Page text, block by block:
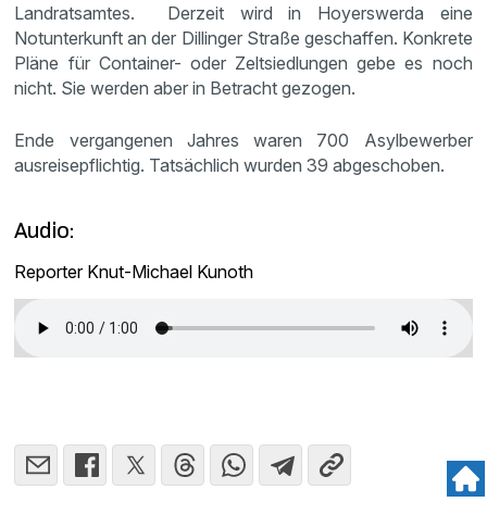
Landratsamtes. Derzeit wird in Hoyerswerda eine
Notunterkunft an der Dillinger Straße geschaffen. Konkrete
Pläne für Container- oder Zeltsiedlungen gebe es noch
nicht. Sie werden aber in Betracht gezogen.
Ende vergangenen Jahres waren 700 Asylbewerber
ausreisepflichtig. Tatsächlich wurden 39 abgeschoben.
Audio:
Reporter Knut-Michael Kunoth